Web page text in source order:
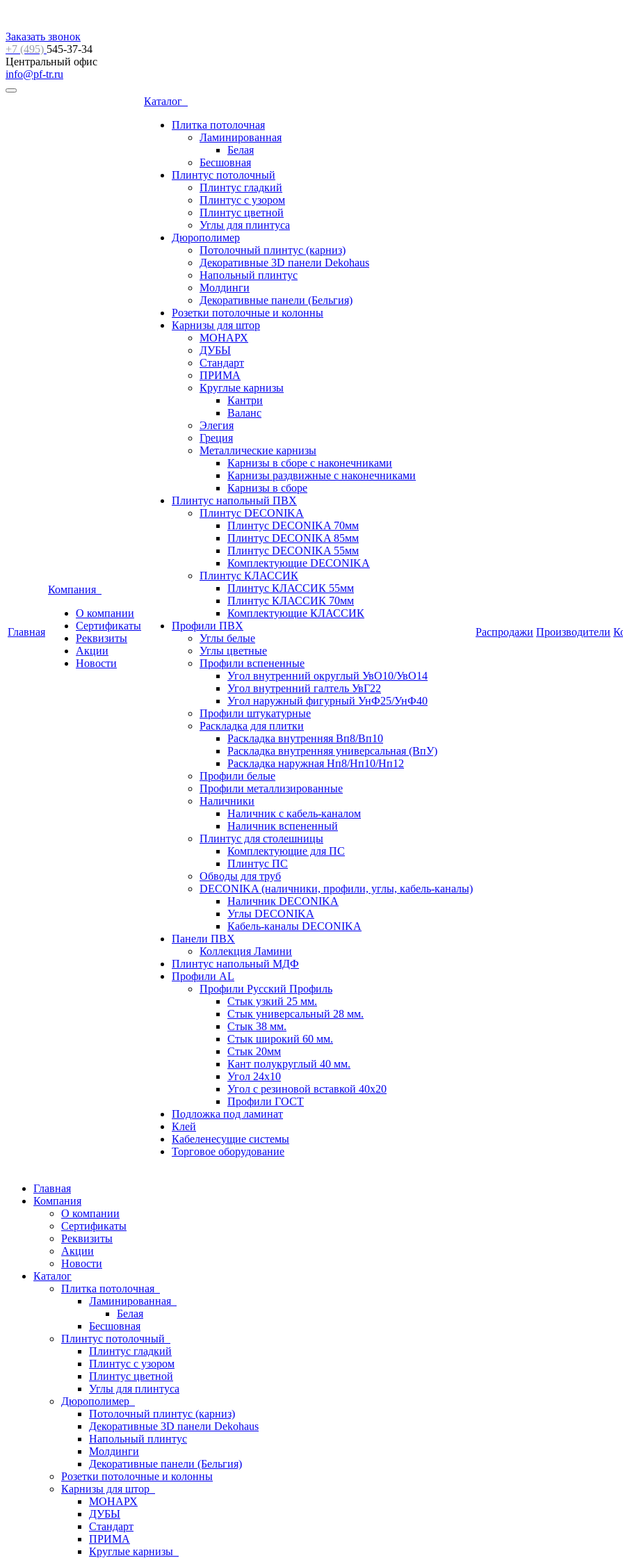
Заказать звонок
+7 (495) 545-37-34
Центральный офис
info@pf-tr.ru
Главная
Компания
О компании
Сертификаты
Реквизиты
Акции
Новости
Каталог
Плитка потолочная
Ламинированная
Белая
Бесшовная
Плинтус потолочный
Плинтус гладкий
Плинтус с узором
Плинтус цветной
Углы для плинтуса
Дюрополимер
Потолочный плинтус (карниз)
Декоративные 3D панели Dekohaus
Напольный плинтус
Молдинги
Декоративные панели (Бельгия)
Розетки потолочные и колонны
Карнизы для штор
МОНАРХ
ДУБЫ
Стандарт
ПРИМА
Круглые карнизы
Кантри
Валанс
Элегия
Греция
Металлические карнизы
Карнизы в сборе с наконечниками
Карнизы раздвижные с наконечниками
Карнизы в сборе
Плинтус напольный ПВХ
Плинтус DECONIKA
Плинтус DECONIKA 70мм
Плинтус DECONIKA 85мм
Плинтус DECONIKA 55мм
Комплектующие DECONIKA
Плинтус КЛАССИК
Плинтус КЛАССИК 55мм
Плинтус КЛАССИК 70мм
Комплектующие КЛАССИК
Профили ПВХ
Углы белые
Углы цветные
Профили вспененные
Угол внутренний округлый УвО10/УвО14
Угол внутренний галтель УвГ22
Угол наружный фигурный УнФ25/УнФ40
Профили штукатурные
Раскладка для плитки
Раскладка внутренняя Вп8/Вп10
Раскладка внутренняя универсальная (ВпУ)
Раскладка наружная Нп8/Нп10/Нп12
Профили белые
Профили металлизированные
Наличники
Наличник с кабель-каналом
Наличник вспененный
Плинтус для столешницы
Комплектующие для ПС
Плинтус ПС
Обводы для труб
DECONIKA (наличники, профили, углы, кабель-каналы)
Наличник DECONIKA
Углы DECONIKA
Кабель-каналы DECONIKA
Панели ПВХ
Коллекция Ламини
Плинтус напольный МДФ
Профили AL
Профили Русский Профиль
Стык узкий 25 мм.
Стык универсальный 28 мм.
Стык 38 мм.
Стык широкий 60 мм.
Стык 20мм
Кант полукруглый 40 мм.
Угол 24х10
Угол с резиновой вставкой 40х20
Профили ГОСТ
Подложка под ламинат
Клей
Кабеленесущие системы
Торговое оборудование
Распродажи Производители
Главная
Компания
О компании
Сертификаты
Реквизиты
Акции
Новости
Каталог
Плитка потолочная
Ламинированная
Белая
Бесшовная
Плинтус потолочный
Плинтус гладкий
Плинтус с узором
Плинтус цветной
Углы для плинтуса
Дюрополимер
Потолочный плинтус (карниз)
Декоративные 3D панели Dekohaus
Напольный плинтус
Молдинги
Декоративные панели (Бельгия)
Розетки потолочные и колонны
Карнизы для штор
МОНАРХ
ДУБЫ
Стандарт
ПРИМА
Круглые карнизы